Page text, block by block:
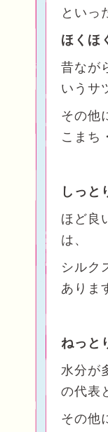
といっ
ほくほ
昔なが
いうサ
その他
こまち
しっと
ほど良
は、
シルク
ありま
ねっと
水分が
の代表
その他